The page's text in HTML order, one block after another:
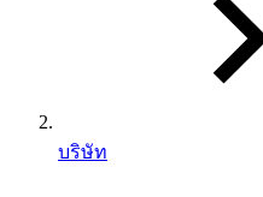
บริษัท